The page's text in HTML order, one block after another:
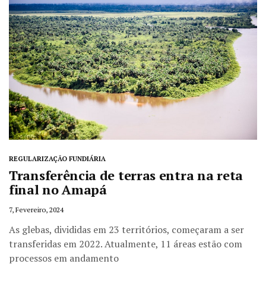
REGULARIZAÇÃO FUNDIÁRIA
Transferência de terras entra na reta
final no Amapá
7, Fevereiro, 2024
As glebas, divididas em 23 territórios, começaram a ser
transferidas em 2022. Atualmente, 11 áreas estão com
processos em andamento